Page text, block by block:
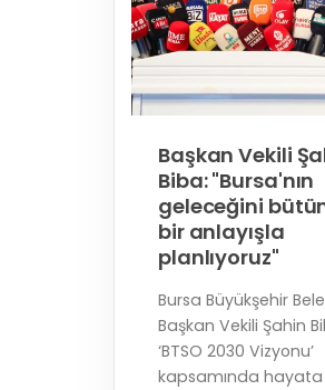
Başkan Vekili
Biba: "Bursa'nın
geleceğini
bir anlayışla
planlıyoruz"
Bursa Büyükşehir
Başkan Vekili Şahin
‘BTSO 2030 Vizyonu’
kapsamında hayata